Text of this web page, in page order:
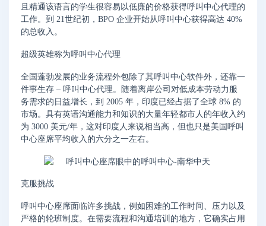
且精通该语言的学生很容易以低廉的价格获得呼叫中心代理的
工作。到 21世纪初，BPO 企业开始从呼叫中心获得高达 40%
的总收入。
超级英雄称为呼叫中心代理
全国蓬勃发展的业务流程外包除了其呼叫中心软件外，还靠一
件事生存 – 呼叫中心代理。随着离岸公司对低成本劳动力服
务需求的日益增长，到 2005 年，印度已经占据了全球 8% 的
市场。具有英语沟通能力和知识的大量年轻都市人的年收入约
为 3000 美元/年，这对印度人来说相当高，但也只是美国呼叫
中心座席平均收入的六分之一左右。
克服挑战
呼叫中心座席面临许多挑战，例如困难的工作时间、压力以及
严格的轮班制度。在需要流程和沟通培训的地方，它确实占用